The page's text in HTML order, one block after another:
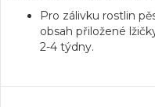
Pro zálivku rostlin
obsah přiložené
2-4 týdny.